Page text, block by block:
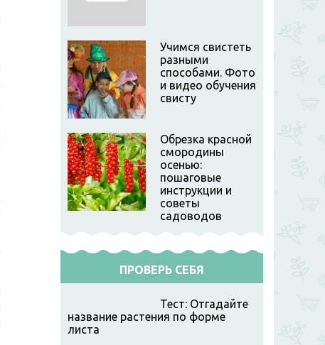
Учимся свистеть
разными
способами. Фото
и видео обучения
свисту
Обрезка красной
смородины
осенью:
пошаговые
инструкции и
советы
садоводов
ПРОВЕРЬ СЕБЯ
Тест: Отгадайте
название растения по форме
листа